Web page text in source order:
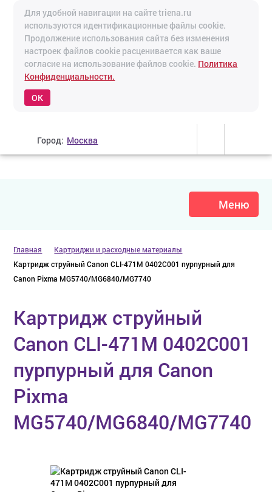
Для удобной навигации на сайте triena.ru
используются идентификационные файлы cookie.
Продолжение использования сайта без изменения
настроек файлов cookie расценивается как ваше
согласие на использование файлов cookie. Политика
Конфиденциальности.
OK
Город: Москва
Меню
Главная
Картриджи и расходные материалы
Картридж струйный Canon CLI-471M 0402C001 пурпурный для
Canon Pixma MG5740/MG6840/MG7740
Картридж струйный
Canon CLI-471M 0402C001
пурпурный для Canon
Pixma
MG5740/MG6840/MG7740